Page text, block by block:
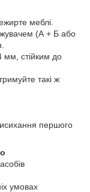
меблі.
(А + Б або
мм, стійким до
такі ж
першого
умовах